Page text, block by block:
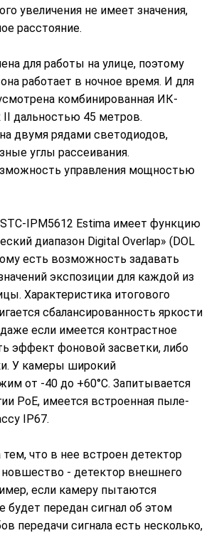
увеличения не имеет значения,
расстояние.
для работы на улице, поэтому
работает в ночное время. И для
комбинированная ИК-
II дальностью 45 метров.
двумя рядами светодиодов,
углы рассеивания.
управления мощностью
IPM5612 Estima имеет функцию
диапазон Digital Overlap» (DOL
есть возможность задавать
экспозиции для каждой из
Характеристика итогового
сбалансированность яркости
если имеется контрастное
эффект фоновой засветки, либо
У камеры широкий
от -40 до +60°С. Запитывается
PoE, имеется встроенная пыле-
IP67.
что в нее встроен детектор
- детектор внешнего
если камеру пытаются
будет передан сигнал об этом
передачи сигнала есть несколько,